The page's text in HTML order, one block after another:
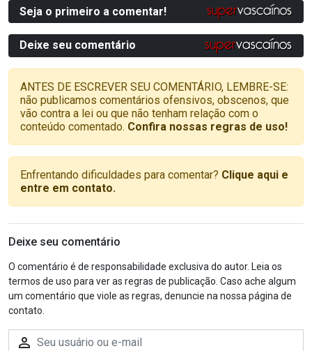
Seja o primeiro a comentar!
Deixe seu comentário
ANTES DE ESCREVER SEU COMENTÁRIO, LEMBRE-SE:
não publicamos comentários ofensivos, obscenos, que
vão contra a lei ou que não tenham relação com o
conteúdo comentado. Confira nossas regras de uso!
Enfrentando dificuldades para comentar? Clique aqui e
entre em contato.
Deixe seu comentário
O comentário é de responsabilidade exclusiva do autor. Leia os
termos de uso para ver as regras de publicação. Caso ache algum
um comentário que viole as regras, denuncie na nossa página de
contato.